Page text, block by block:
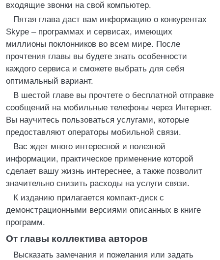
входящие звонки на свой компьютер.
Пятая глава даст вам информацию о конкурентах
Skype – программах и сервисах, имеющих
миллионы поклонников во всем мире. После
прочтения главы вы будете знать особенности
каждого сервиса и сможете выбрать для себя
оптимальный вариант.
В шестой главе вы прочтете о бесплатной отправке
сообщений на мобильные телефоны через Интернет.
Вы научитесь пользоваться услугами, которые
предоставляют операторы мобильной связи.
Вас ждет много интересной и полезной
информации, практическое применение которой
сделает вашу жизнь интереснее, а также позволит
значительно снизить расходы на услуги связи.
К изданию прилагается компакт-диск с
демонстрационными версиями описанных в книге
программ.
От главы коллектива авторов
Высказать замечания и пожелания или задать